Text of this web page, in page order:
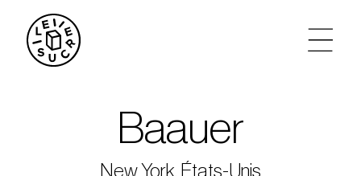
agenda
Baauer
New York, États-Unis